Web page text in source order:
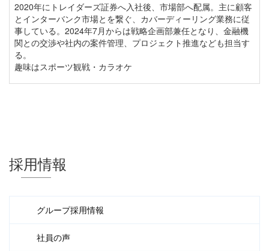
2020年にトレイダーズ証券へ入社後、市場部へ配属。主に顧客
とインターバンク市場とを繋ぐ、カバーディーリング業務に従
事している。2024年7月からは戦略企画部兼任となり、金融機
関との交渉や社内の案件管理、プロジェクト推進なども担当す
る。
趣味はスポーツ観戦・カラオケ
採用情報
グループ採用情報
社員の声